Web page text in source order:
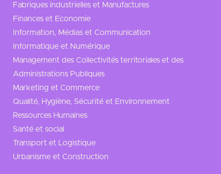
Fabriques industrielles et Manufactures
Finances et Economie
Information, Médias et Communication
Informatique et Numérique
Management des Collectivités territoriales et des
Administrations Publiques
Marketing et Commerce
Qualité, Hygiène, Sécurité et Environnement
Ressources Humaines
Santé et social
Transport et Logistique
Urbanisme et Construction